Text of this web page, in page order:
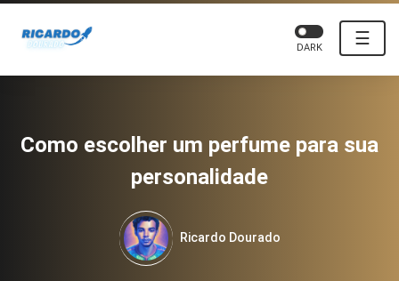
☰
DARK
Como escolher um perfume para sua
personalidade
Ricardo Dourado